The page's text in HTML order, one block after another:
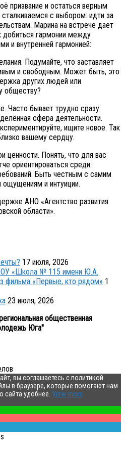
призвание и остаться верным
с выбором: идти за
Марина на встрече дает
добиться гармонии между
и внутренней гармонией:
Подумайте, что заставляет
и свободным. Может быть, это
других людей или
обществу?
Часто бывает трудно сразу
сфера деятельности.
ищите новое. Так
вашему сердцу.
ценности. Понять, что для вас
ориентироваться среди
Быть честным с самим
ощущениям и интуиции.
АНО «Агентство развития
области».
17 июля, 2026
«Школа № 115 имени Ю.А.
фильма «Первые, кто рядом» 1
23 июля, 2026
общественная
Юга"
вы соглашаетесь с политикой
в браузере, которые помогают нам
сайта удобнее. View more